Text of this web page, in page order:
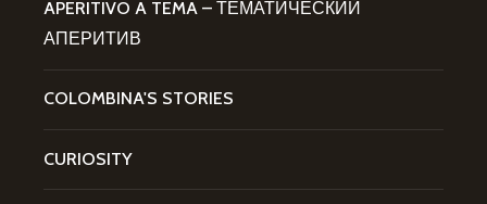
APERITIVO A TEMA – ТЕМАТИЧЕСКИЙ
АПЕРИТИВ
COLOMBINA'S STORIES
CURIOSITY